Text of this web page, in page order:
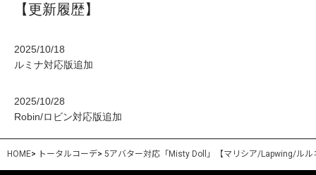
【更新履歴】
2025/10/18
ルミナ対応版追加
2025/10/28
Robin/ロビン対応版追加
HOME> トータルコーデ> 5アバター対応「Misty Doll」【マリシア/Lapwing/ル